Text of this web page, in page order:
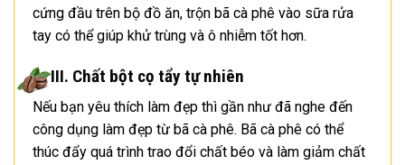
cứng đầu trên bộ đồ ăn, trộn bã cà phê vào sữa rửa
tay có thể giúp khử trùng và ô nhiễm tốt hơn.
III. Chất bột cọ tẩy tự nhiên
Nếu bạn yêu thích làm đẹp thì gần như đã nghe đến
công dụng làm đẹp từ bã cà phê. Bã cà phê có thể
thúc đẩy quá trình trao đổi chất béo và làm giảm chất